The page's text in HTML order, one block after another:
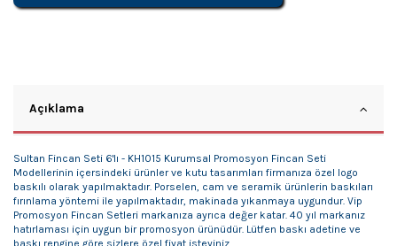
Açıklama
Sultan Fincan Seti 6'lı - KH1015 Kurumsal Promosyon Fincan Seti
Modellerinin içersindeki ürünler ve kutu tasarımları firmanıza özel logo
baskılı olarak yapılmaktadır. Porselen, cam ve seramik ürünlerin baskıları
fırınlama yöntemi ile yapılmaktadır, makinada yıkanmaya uygundur. Vip
Promosyon Fincan Setleri markanıza ayrıca değer katar. 40 yıl markanız
hatırlaması için uygun bir promosyon ürünüdür. Lütfen baskı adetine ve
baskı rengine göre sizlere özel fiyat isteyiniz.